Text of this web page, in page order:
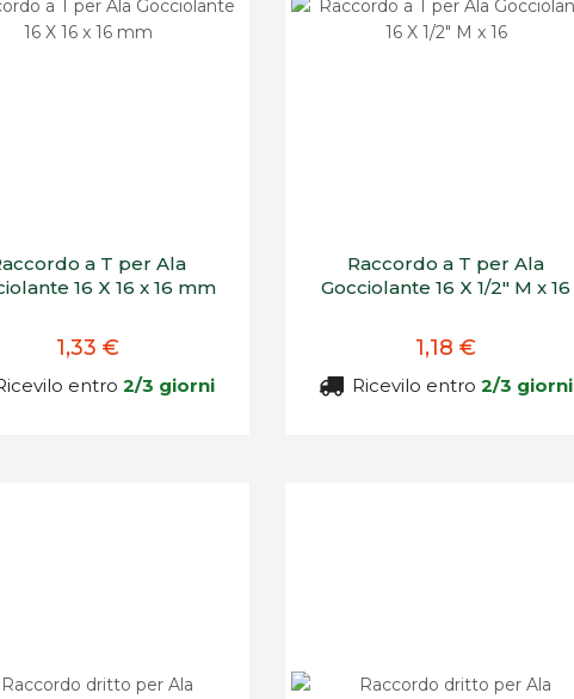
a T per Ala
16 X 16 x 16 mm
1,33 €
entro2/3 giorni
Raccordo a T per Ala
Gocciolante 16 X 1/2" M x 16
1,18 €
Ricevilo entro2/3 giorni